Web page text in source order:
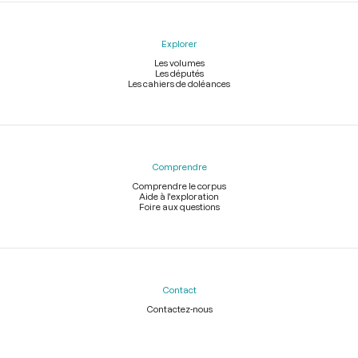
Explorer
Les volumes
Les députés
Les cahiers de doléances
Comprendre
Comprendre le corpus
Aide à l'exploration
Foire aux questions
Contact
Contactez-nous